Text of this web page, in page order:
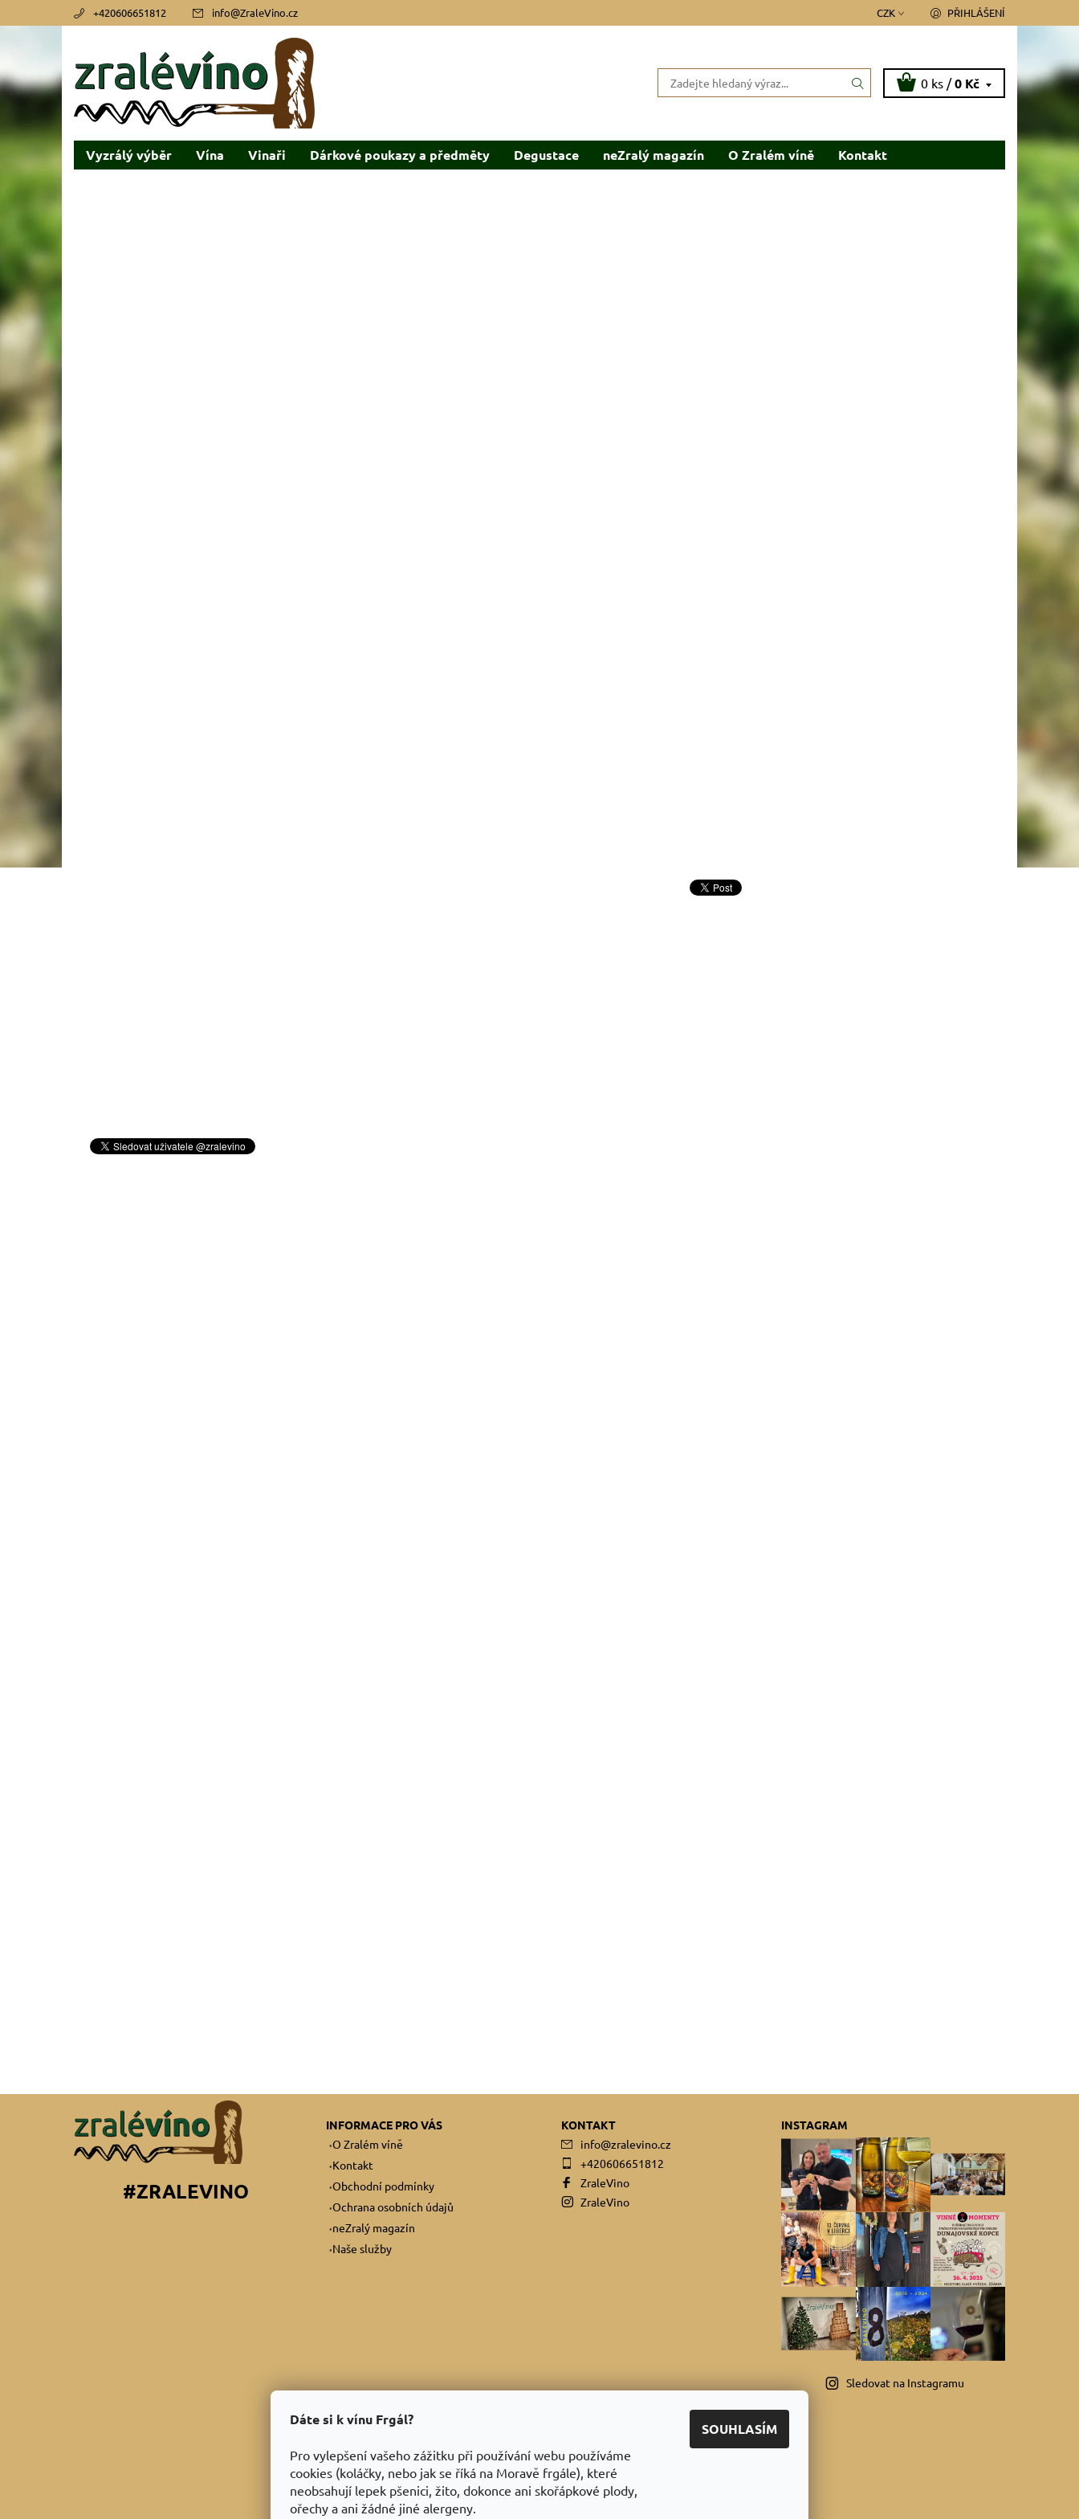
+420606651812 info@ZraleVino.cz CZK PŘIHLÁŠENÍ
0 ks /0 Kč
Vyzrálý výběr Vína Vinaři Dárkové poukazy a předměty Degustace neZralý magazín O Zralém víně Kontakt
#ZRALEVINO
INFORMACE PRO VÁS
O Zralém víně
Kontakt
Obchodní podmínky
Ochrana osobních údajů
neZralý magazín
Naše služby
KONTAKT
info@zralevino.cz
+420606651812
ZraleVino
ZraleVino
INSTAGRAM
Sledovat na Instagramu
Dáte si k vínu Frgál?
Pro vylepšení vašeho zážitku při používání webu používáme
cookies (koláčky, nebo jak se říká na Moravě frgále), které
neobsahují lepek pšenici, žito, dokonce ani skořápkové plody,
ořechy a ani žádné jiné alergeny.
SOUHLASÍM